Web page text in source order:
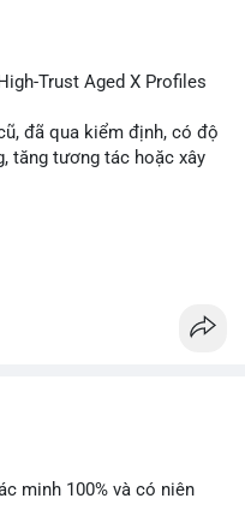
Trust Aged X Profiles
đã qua kiểm định, có độ
tăng tương tác hoặc xây
khóa
minh 100% và có niên